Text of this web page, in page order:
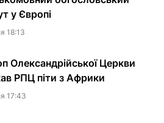
у Європі
18:13
Олександрійської Церкви
РПЦ піти з Африки
17:43